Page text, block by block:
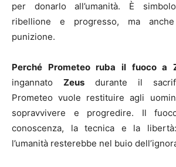
per donarlo all’umanità. È
ribellione e progresso, ma
punizione.
Perché Prometeo ruba il fuoco a
ingannato Zeus durante il
Prometeo vuole restituire agli
sopravvivere e progredire. Il
conoscenza, la tecnica e la
l’umanità resterebbe nel buio